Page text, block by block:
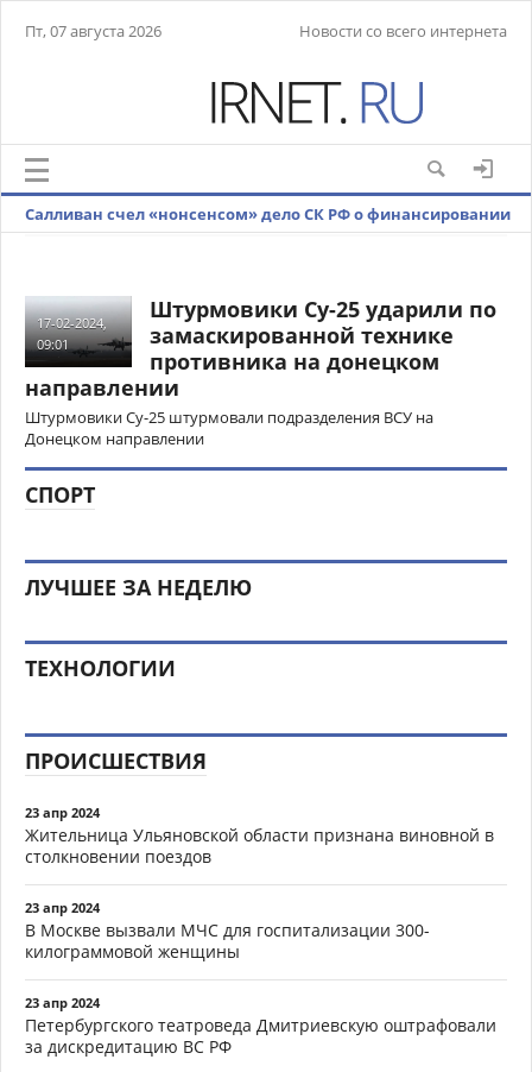
Пт, 07 августа 2026 Новости со всего интернета
Салливан счел «нонсенсом» дело СК РФ о финансировании
17-02-2024,
09:01
Штурмовики Су-25 ударили по
замаскированной технике
противника на донецком
направлении
Штурмовики Су-25 штурмовали подразделения ВСУ на
Донецком направлении
СПОРТ
ЛУЧШЕЕ ЗА НЕДЕЛЮ
ТЕХНОЛОГИИ
ПРОИСШЕСТВИЯ
23 апр 2024
Жительница Ульяновской области признана виновной в
столкновении поездов
23 апр 2024
В Москве вызвали МЧС для госпитализации 300-
килограммовой женщины
23 апр 2024
Петербургского театроведа Дмитриевскую оштрафовали
за дискредитацию ВС РФ